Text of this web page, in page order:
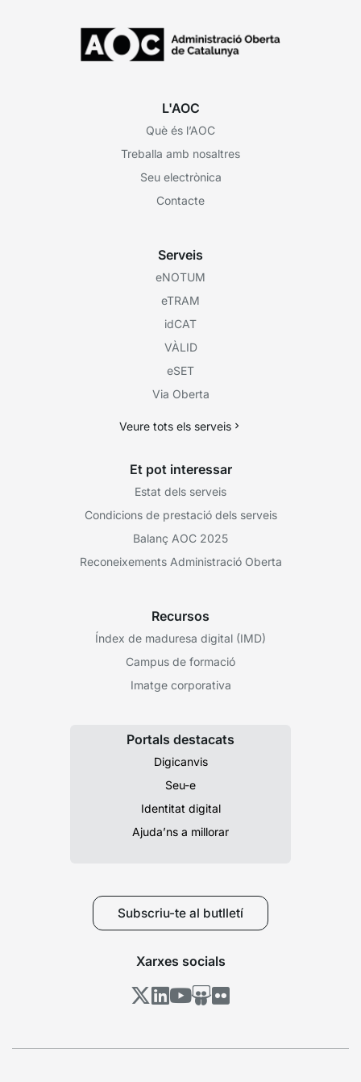
L'AOC
Què és l’AOC
Treballa amb nosaltres
Seu electrònica
Contacte
Serveis
eNOTUM
eTRAM
idCAT
VÀLID
eSET
Via Oberta
Veure tots els serveis
Et pot interessar
Estat dels serveis
Condicions de prestació dels serveis
Balanç AOC 2025
Reconeixements Administració Oberta
Recursos
Índex de maduresa digital (IMD)
Campus de formació
Imatge corporativa
Portals destacats
Digicanvis
Seu-e
Identitat digital
Ajuda’ns a millorar
Subscriu-te al butlletí
Xarxes socials